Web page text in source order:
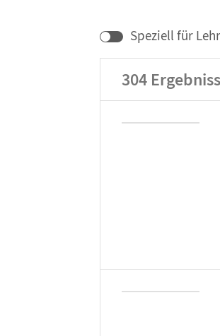
Speziell für
304